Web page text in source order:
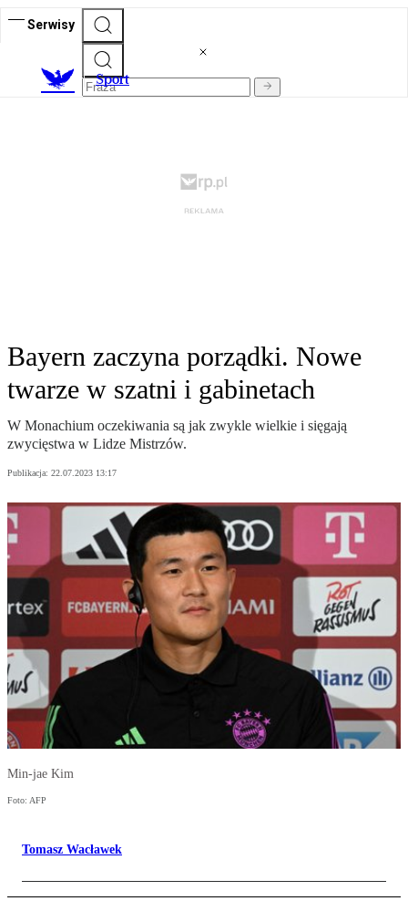
Serwisy
Sport
Bayern zaczyna porządki. Nowe
twarze w szatni i gabinetach
W Monachium oczekiwania są jak zwykle wielkie i sięgają
zwycięstwa w Lidze Mistrzów.
Publikacja: 22.07.2023 13:17
Min-jae Kim
Foto: AFP
Tomasz Wacławek